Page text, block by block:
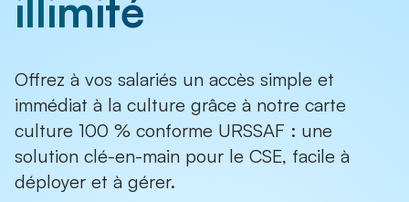
illimité
Offrez à vos salariés un accès simple et
immédiat à la culture grâce à notre carte
culture 100 % conforme URSSAF : une
solution clé-en-main pour le CSE, facile à
déployer et à gérer.